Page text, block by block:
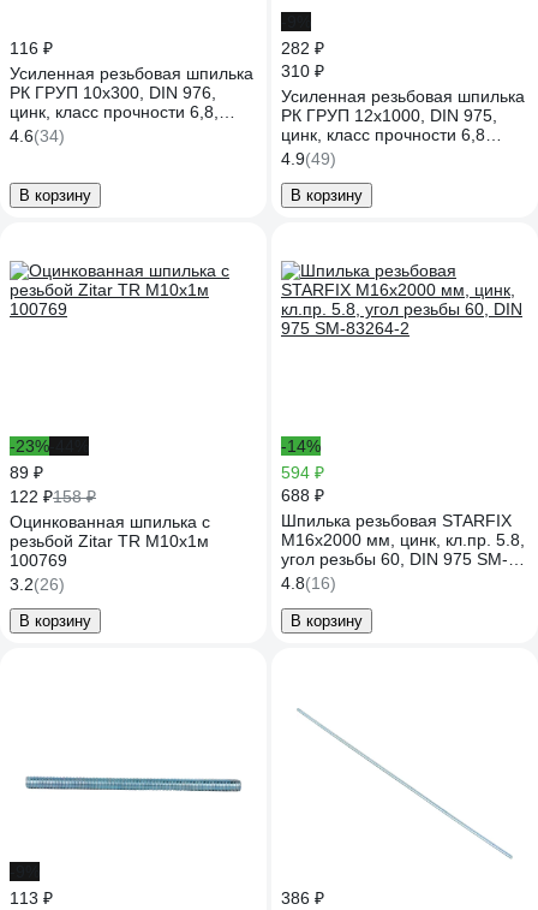
116 ₽
Усиленная резьбовая шпилька
РК ГРУП 10x300, DIN 976,
цинк, класс прочности 6,8,
РКГ00003728
4.6(34)
В корзину
282 ₽
310 ₽
Усиленная резьбовая шпилька
РК ГРУП 12x1000, DIN 975,
цинк, класс прочности 6,8
РК000003171
4.9(49)
В корзину
-23%
89 ₽
122 ₽158 ₽
Оцинкованная шпилька с
резьбой Zitar TR М10х1м
100769
3.2(26)
В корзину
-14%
594 ₽
688 ₽
Шпилька резьбовая STARFIX
М16x2000 мм, цинк, кл.пр. 5.8,
угол резьбы 60, DIN 975 SM-
83264-2
4.8(16)
В корзину
113 ₽
386 ₽